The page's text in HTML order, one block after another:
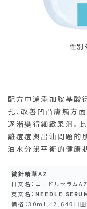
配方中還添加胺基酸
孔、改善凹凸膚觸方
逐漸變得細緻柔滑。
離痘痘與出油問題的
油水分泌平衡的健康
微針精華AZ
日文名：ニードルセラムAZ
英文名： NEEDLE
價格：30ml／2,640日圓